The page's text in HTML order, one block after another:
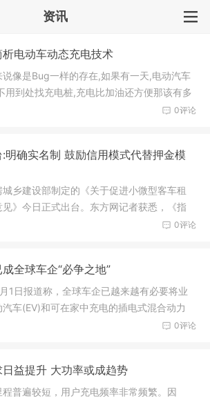
资讯
电动车动态充电技术
像是Bug一样的存在,如果有一天,电动汽车
用到处找充电桩,充电比加油还方便那该有多
0评论
明确实名制 鼓励信用模式代替押金模
乡建设部制定的《关于促进小微型客车租
》今日正式出台。东方网记者获悉，《指
0评论
全球车企“必争之地”
1日报道称，全球车企已越来越有必要将业
车(EV)和可在家中充电的插电式混合动力
0评论
益提升 大功率或成趋势
普遍较短，用户充电频率非常频繁。因